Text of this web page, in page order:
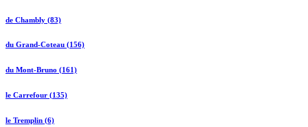
de Chambly (83)
du Grand-Coteau (156)
du Mont-Bruno (161)
le Carrefour (135)
le Tremplin (6)